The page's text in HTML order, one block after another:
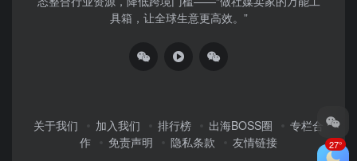
具箱，让全球生意更高效。”
关于我们 加入我们 排行榜 出海BOSS圈
专栏合
作
免责声明 隐私条款 友情链接 27°